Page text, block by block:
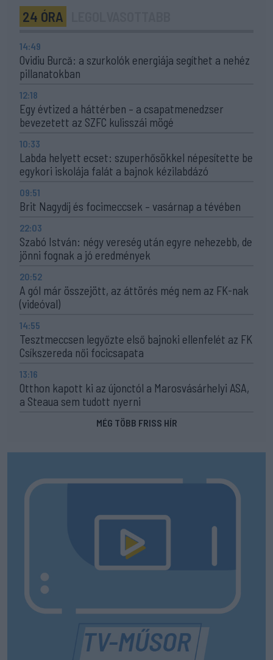
24 ÓRA
14:49
Ovidiu Burcă: a szurkolók energiája segíthet a nehéz
pillanatokban
12:18
Egy évtized a háttérben – a csapatmenedzser
bevezetett az SZFC kulisszái mögé
10:33
Labda helyett ecset: szuperhősökkel népesítette be
egykori iskolája falát a bajnok kézilabdázó
09:51
Brit Nagydíj és focimeccsek – vasárnap a tévében
22:03
Szabó István: négy vereség után egyre nehezebb, de
jönni fognak a jó eredmények
20:52
A gól már összejött, az áttörés még nem az FK-nak
(videóval)
14:55
Tesztmeccsen legyőzte első bajnoki ellenfelét az FK
Csíkszereda női focicsapata
13:16
Otthon kapott ki az újonctól a Marosvásárhelyi ASA,
a Steaua sem tudott nyerni
MÉG TÖBB FRISS HÍR